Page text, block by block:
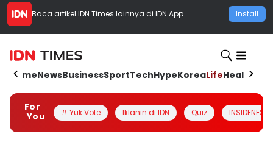
Baca artikel IDN Times lainnya di IDN App Install
HomeNewsBusinessSportTechHypeKoreaLifeHealth
For
You
# Yuk Vote Iklanin di IDN Quiz INSIDENESIA